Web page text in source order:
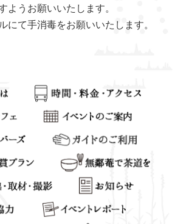
ようお願いいたします。
にて手消毒をお願いいたします。